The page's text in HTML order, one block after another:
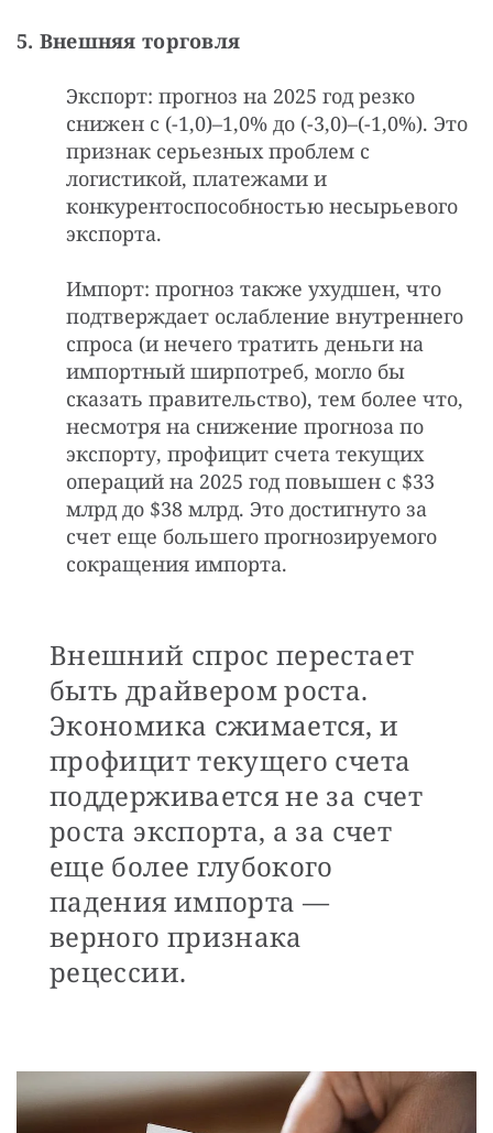
5. Внешняя торговля
Экспорт: прогноз на 2025 год резко
снижен с (-1,0)–1,0% до (-3,0)–(-1,0%). Это
признак серьезных проблем с
логистикой, платежами и
конкурентоспособностью несырьевого
экспорта.
Импорт: прогноз также ухудшен, что
подтверждает ослабление внутреннего
спроса (и нечего тратить деньги на
импортный ширпотреб, могло бы
сказать правительство), тем более что,
несмотря на снижение прогноза по
экспорту, профицит счета текущих
операций на 2025 год повышен с $33
млрд до $38 млрд. Это достигнуто за
счет еще большего прогнозируемого
сокращения импорта.
Внешний спрос перестает
быть драйвером роста.
Экономика сжимается, и
профицит текущего счета
поддерживается не за счет
роста экспорта, а за счет
еще более глубокого
падения импорта —
верного признака
рецессии.